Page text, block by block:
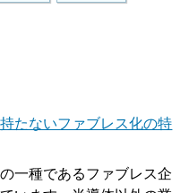
たないファブレス化の特
一種であるファブレス企